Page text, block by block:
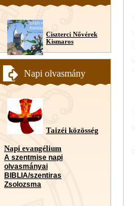
Ciszterci Nővérek
Kismaros
Napi olvasmány
Taizéi közösség
Napi evangélium
A szentmise napi
olvasmányai
BIBLIA/szentiras
Zsolozsma